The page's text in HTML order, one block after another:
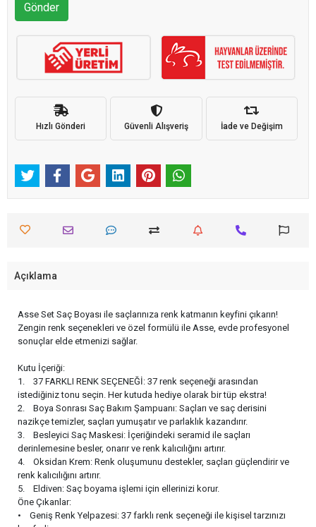
Gönder
Hızlı Gönderi Güvenli Alışveriş İade ve Değişim
Açıklama
Asse Set Saç Boyası ile saçlarınıza renk katmanın keyfini çıkarın!
Zengin renk seçenekleri ve özel formülü ile Asse, evde profesyonel
sonuçlar elde etmenizi sağlar.
Kutu İçeriği:
1. 37 FARKLI RENK SEÇENEĞİ: 37 renk seçeneği arasından
istediğiniz tonu seçin. Her kutuda hediye olarak bir tüp ekstra!
2. Boya Sonrası Saç Bakım Şampuanı: Saçları ve saç derisini
nazikçe temizler, saçları yumuşatır ve parlaklık kazandırır.
3. Besleyici Saç Maskesi: İçeriğindeki seramid ile saçları
derinlemesine besler, onarır ve renk kalıcılığını artırır.
4. Oksidan Krem: Renk oluşumunu destekler, saçları güçlendirir ve
renk kalıcılığını artırır.
5. Eldiven: Saç boyama işlemi için ellerinizi korur.
Öne Çıkanlar:
• Geniş Renk Yelpazesi: 37 farklı renk seçeneği ile kişisel tarzınızı